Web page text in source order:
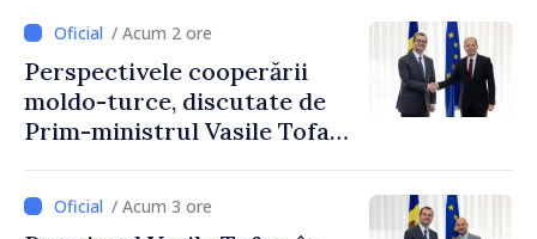
/ Acum 2 ore
Perspectivele cooperării
moldo-turce, discutate de
Prim-ministrul Vasile Tofan
Uygar Mustafa Sertel
/ Acum 3 ore